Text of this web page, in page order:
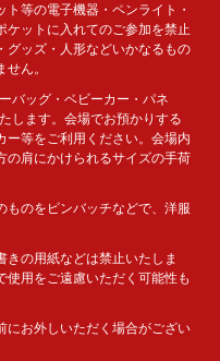
等の電子機器・ペンライト・
ケットに入れてのご参加を禁止
グッズ・人形などいかなるもの
ん。
バッグ・ベビーカー・パネ
します。会場でお預かりする
ー等をご利用ください。会場内
の肩にかけられるサイズの手荷
のをピンバッチなどで、洋服
の用紙などは禁止いたしま
用をご遠慮いただく可能性も
お外しいただく場合がござい